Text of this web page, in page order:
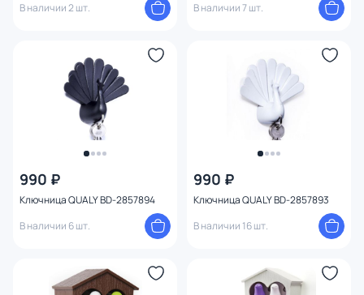
В наличии 2 шт.
В наличии 7 шт.
990 ₽
Ключница QUALY BD-2857894
В наличии 6 шт.
990 ₽
Ключница QUALY BD-2857893
В наличии 16 шт.